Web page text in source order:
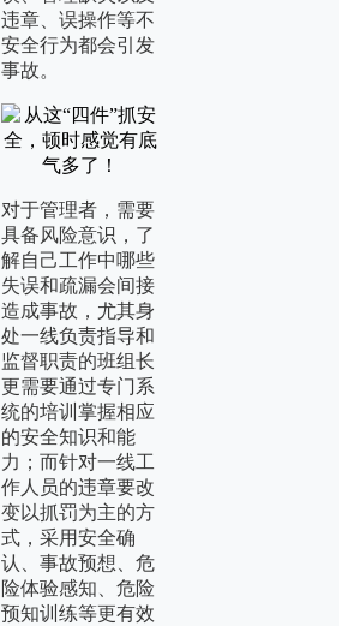
违章、误操作等不
安全行为都会引发
事故。
对于管理者，需要
具备风险意识，了
解自己工作中哪些
失误和疏漏会间接
造成事故，尤其身
处一线负责指导和
监督职责的班组长
更需要通过专门系
统的培训掌握相应
的安全知识和能
力；而针对一线工
作人员的违章要改
变以抓罚为主的方
式，采用安全确
认、事故预想、危
险体验感知、危险
预知训练等更有效